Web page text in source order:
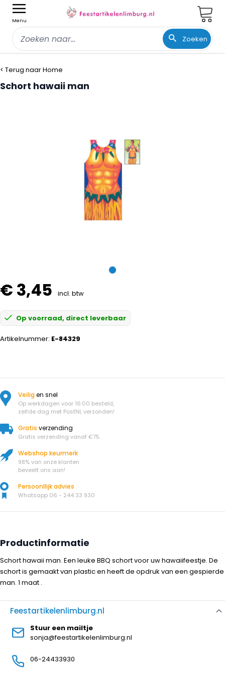
Menu
Zoeken
< Terug naar Home
Schort hawaii man
€ 3,45 incl. btw
Op voorraad, direct leverbaar
Artikelnummer: E-84329
Veiligen snel
Op werkdagen voor 16:00 besteld,
zelfde dag met PostNL verzonden!
Gratis verzending
Gratis verzending vanaf €75.
Webshop keurmerk
98% van onze klanten
beveelt ons aan!
Persoonllijk advies
Whatsapp 06 - 244 33 930
Productinformatie
Schort hawaii man. Een leuke BBQ schort voor uw hawaiifeestje. De
schort is gemaakt van plastic en heeft de opdruk van een gespierde
man. 1 maat .
Feestartikelenlimburg.nl
Stuur een mailtje
sonja@feestartikelenlimburg.nl
06-24433930